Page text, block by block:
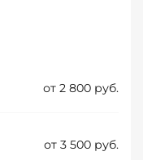
от 2 800 руб.
от 3 500 руб.